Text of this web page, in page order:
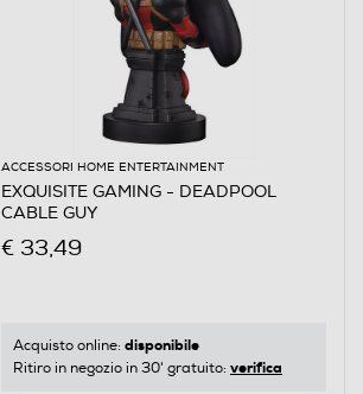
ACCESSORI HOME ENTERTAINMENT
EXQUISITE GAMING - DEADPOOL
CABLE GUY
€ 33,49
Acquisto online: disponibile
Ritiro in negozio in 30' gratuito: verifica